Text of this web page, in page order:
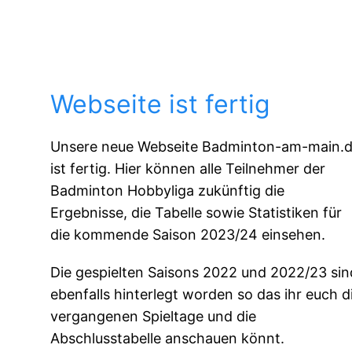
Webseite ist fertig
Unsere neue Webseite Badminton-am-
ist fertig. Hier können alle Teilnehmer der
Badminton Hobbyliga zukünftig die
Ergebnisse, die Tabelle sowie Statistiken für
die kommende Saison 2023/24 einsehen.
Die gespielten Saisons 2022 und 2022/23
ebenfalls hinterlegt worden so das ihr euch
vergangenen Spieltage und die
Abschlusstabelle anschauen könnt.